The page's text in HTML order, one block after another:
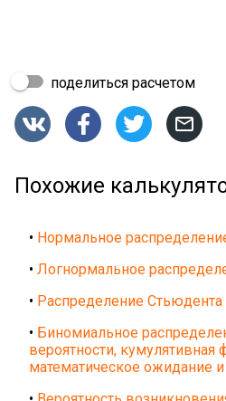
поделиться расчетом
   
Похожие
• Нормальное
• Логнормальное
• Распределение Стьюдента
• Биномиальное
вероятности, кумулятивная
математическое ожидание